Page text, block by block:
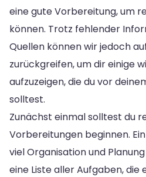
eine gute Vorbereitung, um
können. Trotz fehlender
Quellen können wir jedoch
zurückgreifen, um dir einige
aufzuzeigen, die du vor
solltest.
Zunächst einmal solltest du
Vorbereitungen beginnen.
viel Organisation und
eine Liste aller Aufgaben, die